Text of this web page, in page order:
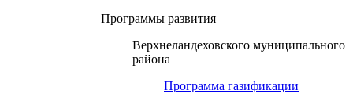
Программы развития
Верхнеландеховского муниципального
района
Программа газификации